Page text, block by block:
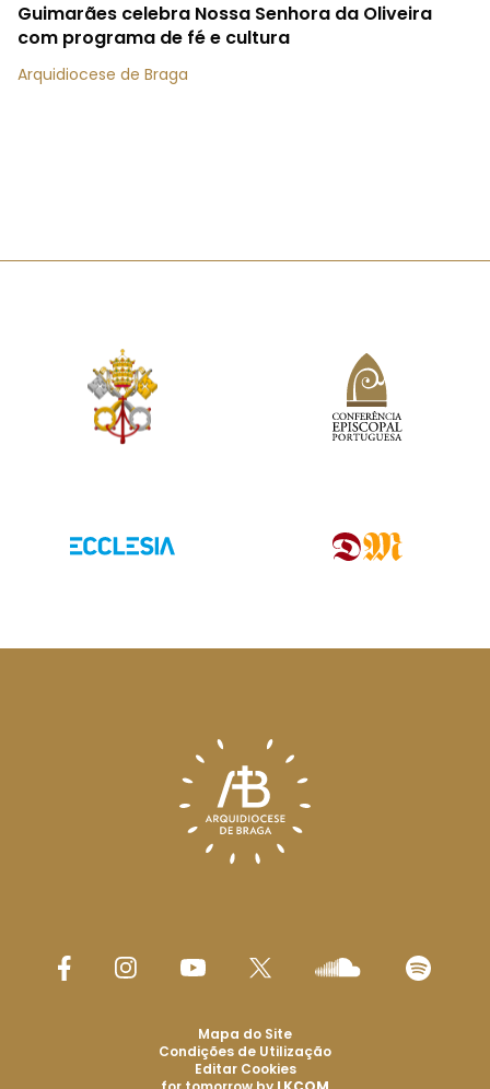
Guimarães celebra Nossa Senhora da Oliveira
com programa de fé e cultura
Arquidiocese de Braga
Mapa do Site
Condições de Utilização
Editar Cookies